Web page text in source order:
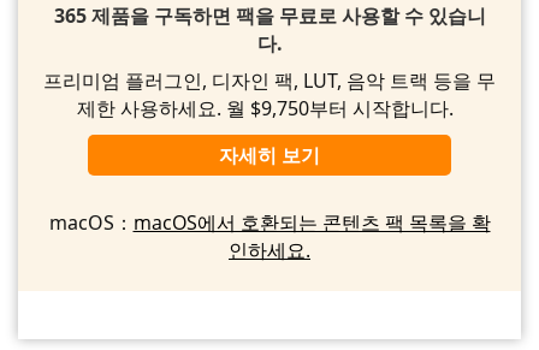
365 제품을 구독하면 팩을 무료로 사용할 수 있습니
다.
프리미엄 플러그인, 디자인 팩, LUT, 음악 트랙 등을 무
제한 사용하세요. 월 $9,750부터 시작합니다.
자세히 보기
macOS： macOS에서 호환되는 콘텐츠 팩 목록을 확
인하세요.